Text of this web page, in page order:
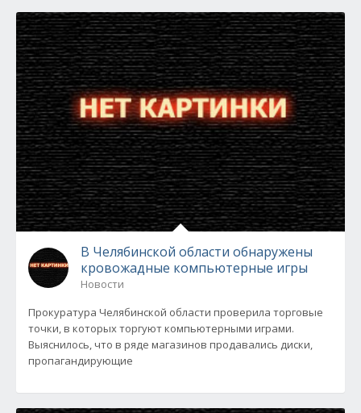
В Челябинской области обнаружены
кровожадные компьютерные игры
Новости
Прокуратура Челябинской области проверила торговые
точки, в которых торгуют компьютерными играми.
Выяснилось, что в ряде магазинов продавались диски,
пропагандирующие